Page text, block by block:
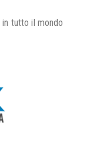
tutto il mondo